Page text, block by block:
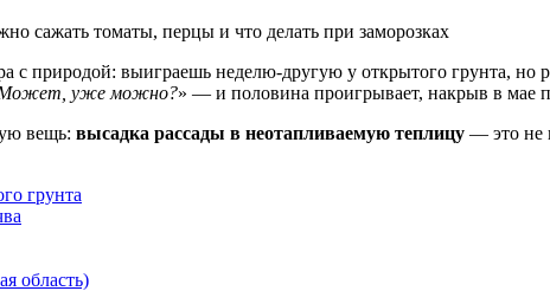
с природой: выиграешь неделю-другую у открытого грунта, но
уже можно?» — и половина проигрывает, накрыв в мае
вещь: высадка рассады в неотапливаемую теплицу — это не
грунта
область)